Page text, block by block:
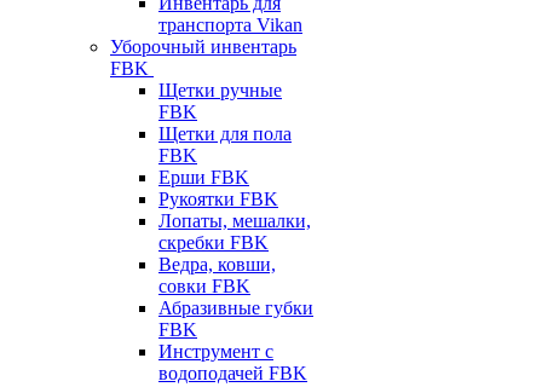
транспорта Vikan
Уборочный инвентарь
FBK
Щетки ручные
FBK
Щетки для пола
FBK
Ерши FBK
Рукоятки FBK
Лопаты, мешалки,
скребки FBK
Ведра, ковши,
совки FBK
Абразивные губки
FBK
Инструмент с
водоподачей FBK